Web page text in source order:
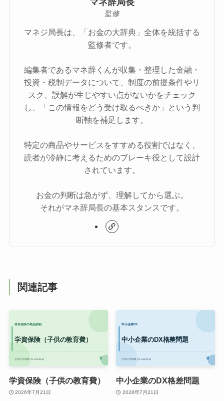
マネ辞局長
監修
マネジ局長は、「お金の大辞典」全体を統括する
監修者です。
編集者であるマネ辞くんが収集・整理した金融・
投資・税制データについて、制度の前提条件やリ
スク、誤解が生じやすい点がないかをチェック
し、「この情報をどう受け取るべきか」という判
断軸を補足します。
特定の商品やサービスをすすめる役割ではなく、
読者が冷静に考えるためのブレーキ役として設計
されています。
お金の判断は急がず、理解してから選ぶ。
それがマネ辞局長の基本スタンスです。
関連記事
学資保険（子供の教育費）
2026年7月21日
中小企業のDX格差問題
2026年7月21日